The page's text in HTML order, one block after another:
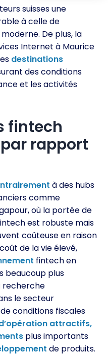
suisses une
à celle de
De plus, la
Internet à Maurice
destinations
des conditions
et les activités
fintech
par rapport
à des hubs
comme
où la portée de
est robuste mais
coûteuse en raison
de la vie élevé,
fintech en
beaucoup plus
recherche
le secteur
de conditions fiscales
attractifs,
plus importants
de produits.